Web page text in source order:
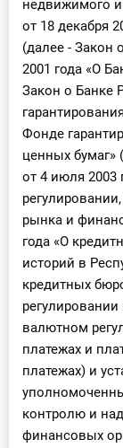
недвижимого
от 18 декабря
(далее - Закон
2001 года «О
Закон о Банке
Фонде
ценных бумаг»
от 4 июля 2003
рынка и
года «О
историй в
кредитных
валютном
платежах и
платежах) и
контролю и
финансовых